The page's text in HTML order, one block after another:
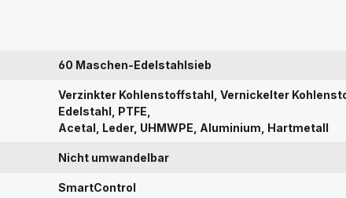
60 Maschen-Edelstahlsieb
Verzinkter Kohlenstoffstahl, Vernickelter
Edelstahl, PTFE,
Acetal, Leder, UHMWPE, Aluminium, Hartmetall
Nicht umwandelbar
SmartControl